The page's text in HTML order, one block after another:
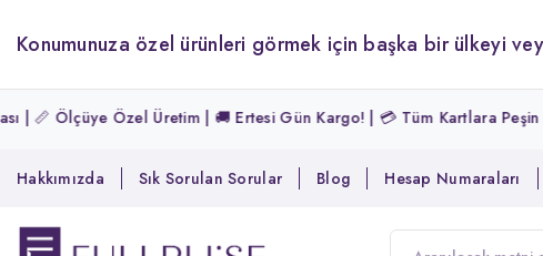
Konumunuza özel ürünleri görmek için başka bir ülkeyi
| 📏 Ölçüye Özel Üretim | 🚚 Ertesi Gün Kargo! | 💳 Tüm Kartlara Peşin
Hakkımızda Sık Sorulan Sorular Blog Hesap Numaraları